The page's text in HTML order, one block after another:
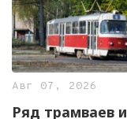
Авг 07, 2026
Ряд трамваев и